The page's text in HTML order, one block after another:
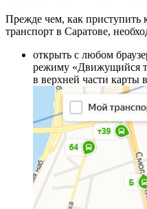
Прежде чем, как приступить
транспорт в Саратове,
открыть с любом
режиму «Движущийся
в верхней части карты